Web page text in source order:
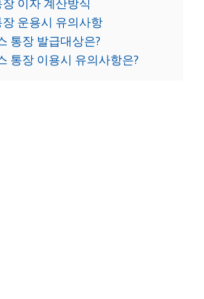
운용시 유의사항
통장 발급대상은?
통장 이용시 유의사항은?